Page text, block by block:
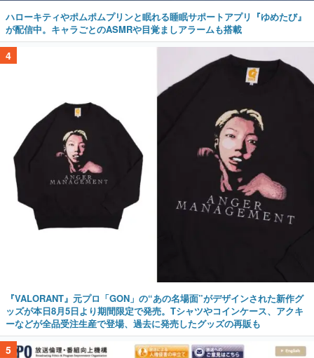
ハローキティやポムポムプリンと眠れる睡眠サポートアプリ『ゆめたび』
が配信中。キャラごとのASMRや目覚ましアラームも搭載
4
『VALORANT』元プロ「GON」の“あの名場面”がデザインされた新作グ
ッズが本日8月5日より期間限定で発売。Tシャツやコインケース、アクキ
ーなどが全品受注生産で登場、過去に発売したグッズの再販も
5